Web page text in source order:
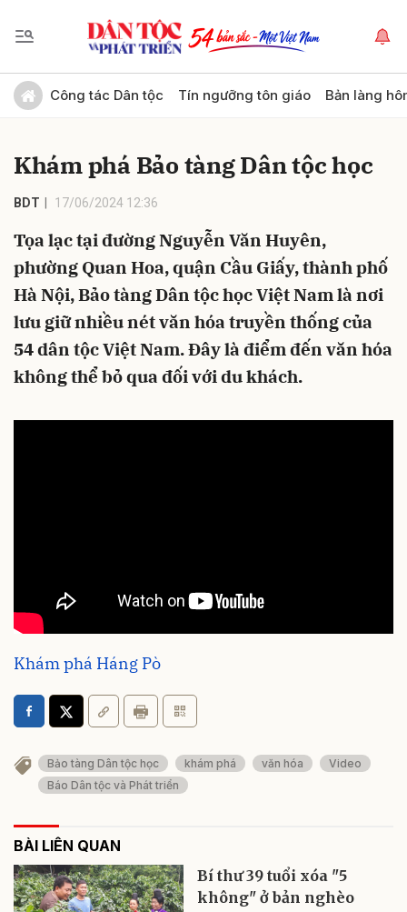
Công tác Dân tộc Tín ngưỡng tôn giáo Bản làng
Khám phá Bảo tàng Dân tộc học
BDT 17/06/2024 12:36
Tọa lạc tại đường Nguyễn Văn Huyên,
phường Quan Hoa, quận Cầu Giấy, thành phố
Hà Nội, Bảo tàng Dân tộc học Việt Nam là nơi
lưu giữ nhiều nét văn hóa truyền thống của
54 dân tộc Việt Nam. Đây là điểm đến văn hóa
không thể bỏ qua đối với du khách.
Khám phá Háng Pò
Bảo tàng Dân tộc học khám phá văn hóa
Video
Báo Dân tộc và Phát triển
BÀI LIÊN QUAN
Bí thư 39 tuổi xóa "5
không" ở bản nghèo
Gửi bình luận
Hủy Gửi